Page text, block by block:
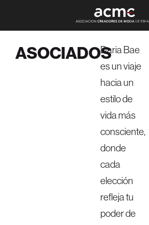
ASOCIADOSDaria Bae
es un viaje
hacia un
estilo de
vida más
consciente,
donde
cada
elección
refleja tu
poder de